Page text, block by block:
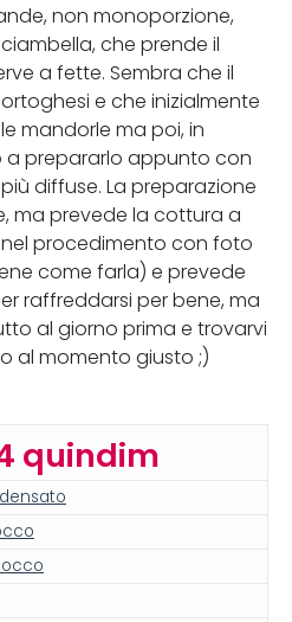
non monoporzione,
che prende il
a fette. Sembra che il
e che inizialmente
mandorle ma poi, in
a prepararlo appunto con
diffuse. La preparazione
ma prevede la cottura a
procedimento con foto
come farla) e prevede
raffreddarsi per bene, ma
al giorno prima e trovarvi
al momento giusto ;)
quindim